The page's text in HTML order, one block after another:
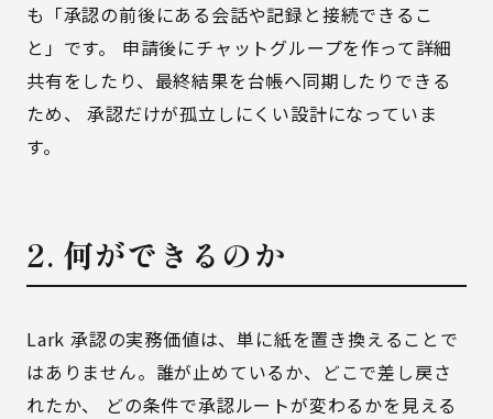
も「承認の前後にある会話や記録と接続できるこ
と」です。 申請後にチャットグループを作って詳細
共有をしたり、最終結果を台帳へ同期したりできる
ため、 承認だけが孤立しにくい設計になっていま
す。
2. 何ができるのか
Lark 承認の実務価値は、単に紙を置き換えることで
はありません。誰が止めているか、どこで差し戻さ
れたか、 どの条件で承認ルートが変わるかを見える